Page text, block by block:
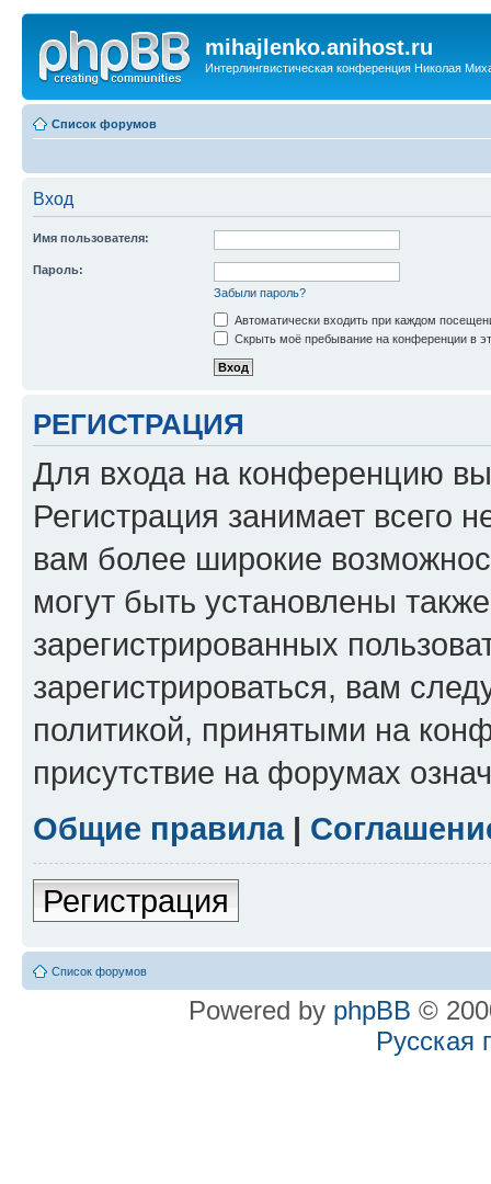
mihajlenko.anihost.ru
Интерлингвистическая конференция Николая
Список форумов
Вход
Имя пользователя:
Пароль:
Забыли пароль?
Автоматически входить при каждом
Скрыть моё пребывание на конференции в
РЕГИСТРАЦИЯ
Для входа на конференцию
Регистрация занимает всего
вам более широкие
могут быть установлены
зарегистрированных
зарегистрироваться, вам
политикой, принятыми на
присутствие на форумах
Общие правила|
Регистрация
Список форумов
Powered by phpBB ©
Русская